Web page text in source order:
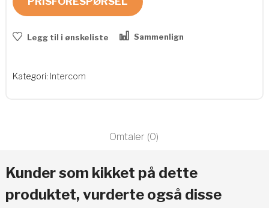
Legg til i ønskeliste Sammenlign
Kategori: Intercom
Omtaler (0)
Kunder som kikket på dette
produktet, vurderte også disse